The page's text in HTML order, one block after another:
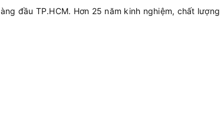
đầu TP.HCM. Hơn 25 năm kinh nghiệm, chất lượng